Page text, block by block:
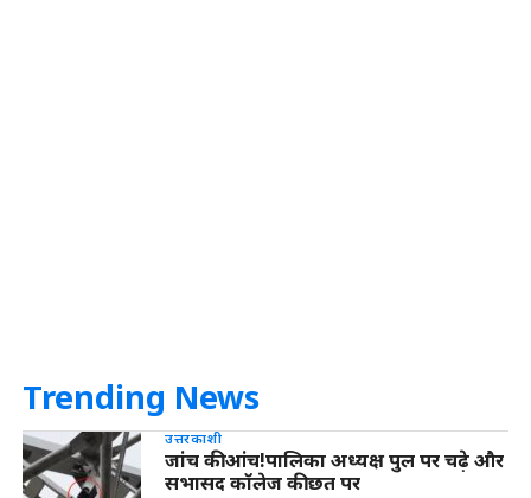
Trending News
उत्तरकाशी
जांच की आंच!पालिका अध्यक्ष पुल पर चढ़े और
सभासद कॉलेज की छत पर